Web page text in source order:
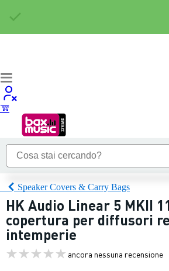
Speaker Covers & Carry Bags
HK Audio Linear 5 MKII
copertura per diffusori
intemperie
ancora nessuna recensione